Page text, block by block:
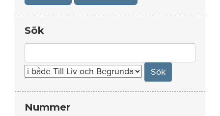
Sök
for:
Nummer